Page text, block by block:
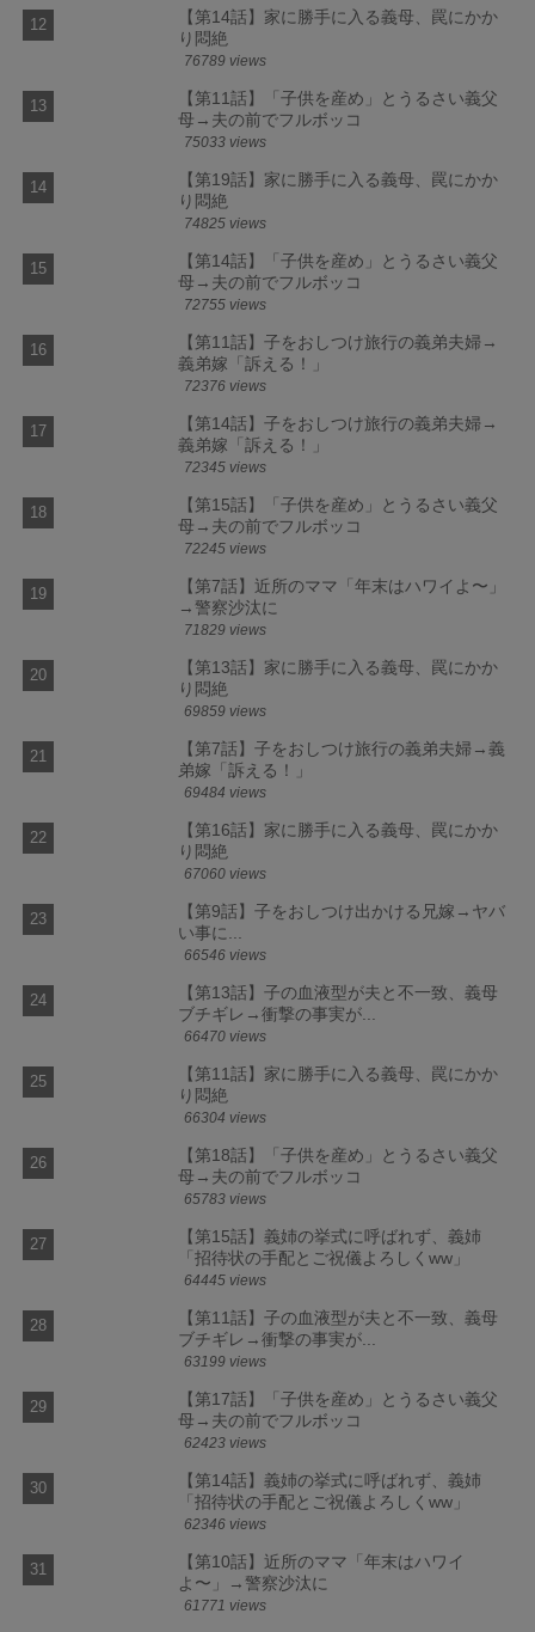
【第14話】家に勝手に入る義母、罠にかか
り悶絶
76789 views
【第11話】「子供を産め」とうるさい義父
母→夫の前でフルボッコ
75033 views
【第19話】家に勝手に入る義母、罠にかか
り悶絶
74825 views
【第14話】「子供を産め」とうるさい義父
母→夫の前でフルボッコ
72755 views
【第11話】子をおしつけ旅行の義弟夫婦→
義弟嫁「訴える！」
72376 views
【第14話】子をおしつけ旅行の義弟夫婦→
義弟嫁「訴える！」
72345 views
【第15話】「子供を産め」とうるさい義父
母→夫の前でフルボッコ
72245 views
【第7話】近所のママ「年末はハワイよ〜」
→警察沙汰に
71829 views
【第13話】家に勝手に入る義母、罠にかか
り悶絶
69859 views
【第7話】子をおしつけ旅行の義弟夫婦→義
弟嫁「訴える！」
69484 views
【第16話】家に勝手に入る義母、罠にかか
り悶絶
67060 views
【第9話】子をおしつけ出かける兄嫁→ヤバ
い事に...
66546 views
【第13話】子の血液型が夫と不一致、義母
ブチギレ→衝撃の事実が...
66470 views
【第11話】家に勝手に入る義母、罠にかか
り悶絶
66304 views
【第18話】「子供を産め」とうるさい義父
母→夫の前でフルボッコ
65783 views
【第15話】義姉の挙式に呼ばれず、義姉
「招待状の手配とご祝儀よろしくww」
64445 views
【第11話】子の血液型が夫と不一致、義母
ブチギレ→衝撃の事実が...
63199 views
【第17話】「子供を産め」とうるさい義父
母→夫の前でフルボッコ
62423 views
【第14話】義姉の挙式に呼ばれず、義姉
「招待状の手配とご祝儀よろしくww」
62346 views
【第10話】近所のママ「年末はハワイ
よ〜」→警察沙汰に
61771 views